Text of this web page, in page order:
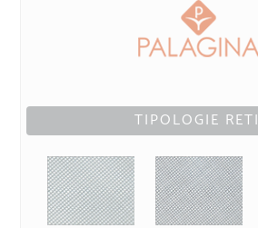
TIPOLOGIE RETI